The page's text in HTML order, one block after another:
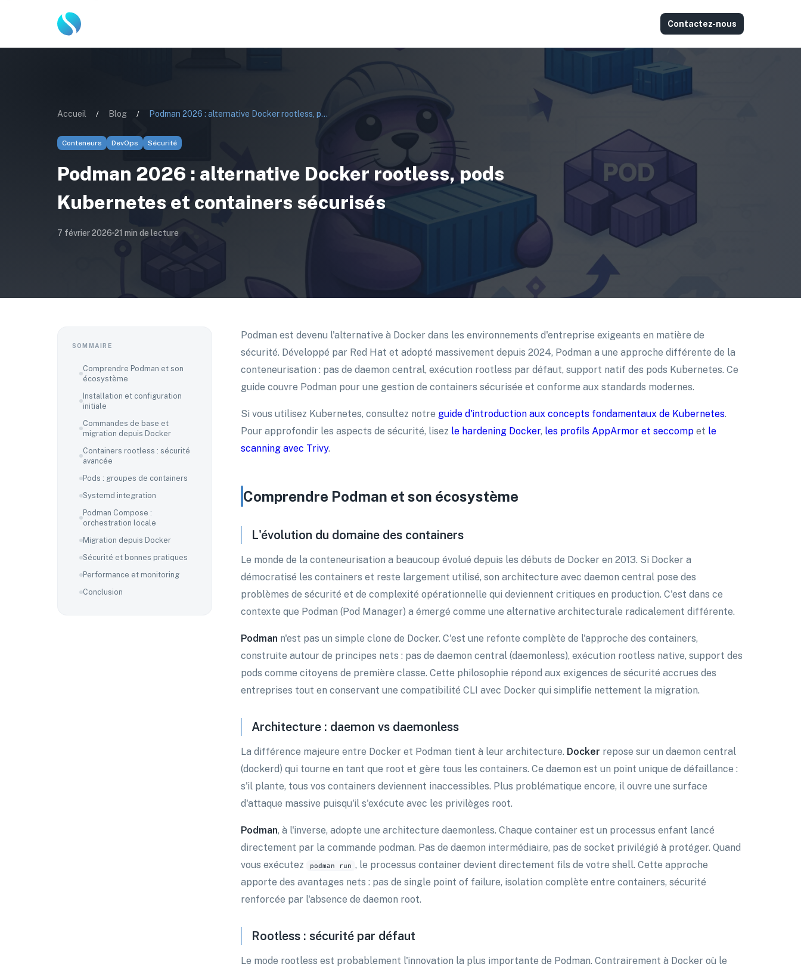
Contactez-nous
Accueil / Blog / Podman 2026 : alternative Docker rootless, pods Kubernetes et containers sécurisés
Conteneurs DevOps Sécurité
Podman 2026 : alternative Docker rootless, pods
Kubernetes et containers sécurisés
7 février 2026 21 min de lecture
SOMMAIRE
Comprendre Podman et son
écosystème
Installation et configuration
initiale
Commandes de base et
migration depuis Docker
Containers rootless : sécurité
avancée
Pods : groupes de containers
Systemd integration
Podman Compose :
orchestration locale
Migration depuis Docker
Sécurité et bonnes pratiques
Performance et monitoring
Conclusion
Podman est devenu l'alternative à Docker dans les environnements d'entreprise exigeants en matière de
sécurité. Développé par Red Hat et adopté massivement depuis 2024, Podman a une approche différente de la
conteneurisation : pas de daemon central, exécution rootless par défaut, support natif des pods Kubernetes. Ce
guide couvre Podman pour une gestion de containers sécurisée et conforme aux standards modernes.
Si vous utilisez Kubernetes, consultez notre guide d'introduction aux concepts fondamentaux de Kubernetes.
Pour approfondir les aspects de sécurité, lisez le hardening Docker, les profils AppArmor et seccomp et le
scanning avec Trivy.
Comprendre Podman et son écosystème
L'évolution du domaine des containers
Le monde de la conteneurisation a beaucoup évolué depuis les débuts de Docker en 2013. Si Docker a
démocratisé les containers et reste largement utilisé, son architecture avec daemon central pose des
problèmes de sécurité et de complexité opérationnelle qui deviennent critiques en production. C'est dans ce
contexte que Podman (Pod Manager) a émergé comme une alternative architecturale radicalement différente.
Podman n'est pas un simple clone de Docker. C'est une refonte complète de l'approche des containers,
construite autour de principes nets : pas de daemon central (daemonless), exécution rootless native, support des
pods comme citoyens de première classe. Cette philosophie répond aux exigences de sécurité accrues des
entreprises tout en conservant une compatibilité CLI avec Docker qui simplifie nettement la migration.
Architecture : daemon vs daemonless
La différence majeure entre Docker et Podman tient à leur architecture. Docker repose sur un daemon central
(dockerd) qui tourne en tant que root et gère tous les containers. Ce daemon est un point unique de défaillance :
s'il plante, tous vos containers deviennent inaccessibles. Plus problématique encore, il ouvre une surface
d'attaque massive puisqu'il s'exécute avec les privilèges root.
Podman, à l'inverse, adopte une architecture daemonless. Chaque container est un processus enfant lancé
directement par la commande podman. Pas de daemon intermédiaire, pas de socket privilégié à protéger. Quand
vous exécutez
podman run , le processus container devient directement fils de votre shell. Cette approche
apporte des avantages nets : pas de single point of failure, isolation complète entre containers, sécurité
renforcée par l'absence de daemon root.
Rootless : sécurité par défaut
Le mode rootless est probablement l'innovation la plus importante de Podman. Contrairement à Docker où le